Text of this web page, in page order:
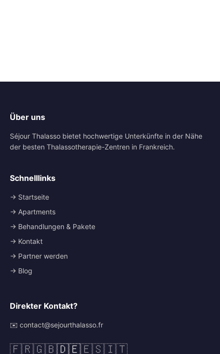
Über uns
Séjour Thalasso bietet hochwertige Unterkünfte in der Nähe
der besten Thalassotherapie-Zentren in Frankreich.
Schnelllinks
→ Startseite
→ Apartments
→ Behandlungen & Pakete
→ Kontakt
→ Partner werden
→ Blog
Direkter Kontakt?
✉️ contact@sejourthalasso.fr
🇫🇷🇬🇧🇩🇪🇪🇸🇮🇹